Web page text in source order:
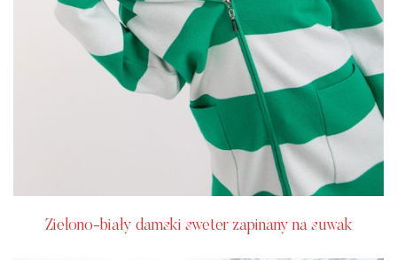
Zielono-biały damski sweter zapinany na suwak